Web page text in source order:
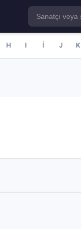
H I İ J K